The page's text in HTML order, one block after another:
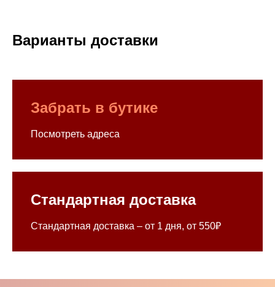
Варианты доставки
Забрать в бутике
Посмотреть адреса
Стандартная доставка
Стандартная доставка – от 1 дня, от 550₽